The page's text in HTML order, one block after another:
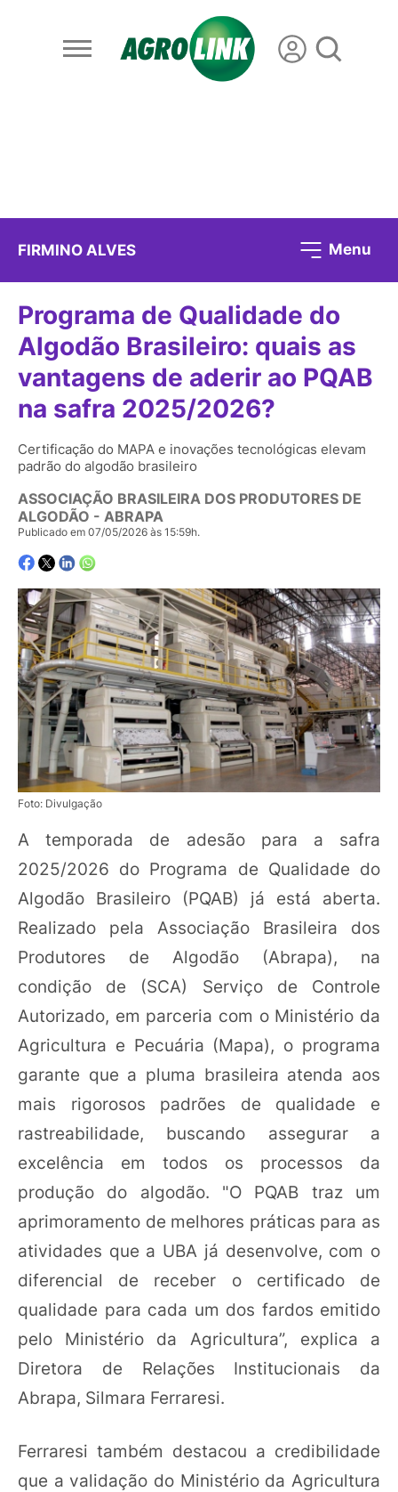
FIRMINO ALVES Menu
Programa de Qualidade do
Algodão Brasileiro: quais as
vantagens de aderir ao PQAB
na safra 2025/2026?
Certificação do MAPA e inovações tecnológicas elevam
padrão do algodão brasileiro
ASSOCIAÇÃO BRASILEIRA DOS PRODUTORES DE
ALGODÃO - ABRAPA
Publicado em 07/05/2026 às 15:59h.
Foto: Divulgação
A temporada de adesão para a safra
2025/2026 do Programa de Qualidade do
Algodão Brasileiro (PQAB) já está aberta.
Realizado pela Associação Brasileira dos
Produtores de Algodão (Abrapa), na
condição de (SCA) Serviço de Controle
Autorizado, em parceria com o Ministério da
Agricultura e Pecuária (Mapa), o programa
garante que a pluma brasileira atenda aos
mais rigorosos padrões de qualidade e
rastreabilidade, buscando assegurar a
excelência em todos os processos da
produção do algodão. "O PQAB traz um
aprimoramento de melhores práticas para as
atividades que a UBA já desenvolve, com o
diferencial de receber o certificado de
qualidade para cada um dos fardos emitido
pelo Ministério da Agricultura”, explica a
Diretora de Relações Institucionais da
Abrapa, Silmara Ferraresi.
Ferraresi também destacou a credibilidade
que a validação do Ministério da Agricultura